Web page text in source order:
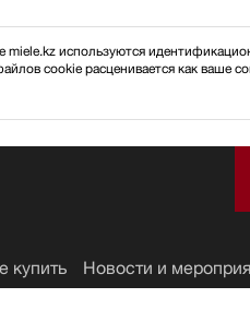
miele.kz используются
cookie расценивается как ваше
купить Новости и